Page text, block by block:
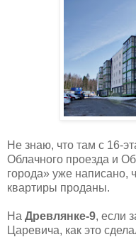
Не знаю, что там с 16-
Облачного проезда и
города» уже написано,
квартиры проданы.
На Древлянке-9, если
Царевича, как это